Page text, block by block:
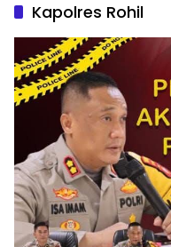
Kapolres Rohil